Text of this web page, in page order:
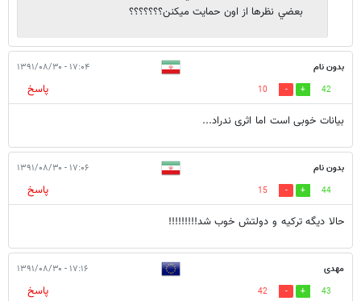
بعضي نظرها از اون حمايت ميكنن؟؟؟؟؟؟؟
بدون نام ۱۷:۰۴ - ۱۳۹۱/۰۸/۳۰
42
10
پاسخ
بیانات خوبی است اما اثری ندراد...
بدون نام ۱۷:۰۶ - ۱۳۹۱/۰۸/۳۰
44
15
پاسخ
حالا دیگه ترکیه و دولتش خوب شد!!!!!!!!!
مهدی ۱۷:۱۶ - ۱۳۹۱/۰۸/۳۰
43
42
پاسخ